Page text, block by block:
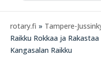
rotary.fi » Tampere-
Raikku Rokkaa ja
Kangasalan Raikku